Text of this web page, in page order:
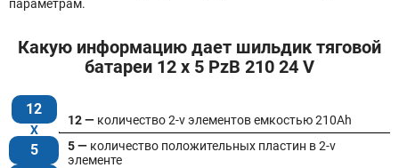
параметрам.
Какую информацию дает шильдик тяговой
батареи 12 x 5 PzB 210 24 V
12
5
12 — количество 2-v элементов емкостью 210Ah
5 — количество положительных пластин в 2-v
элементе